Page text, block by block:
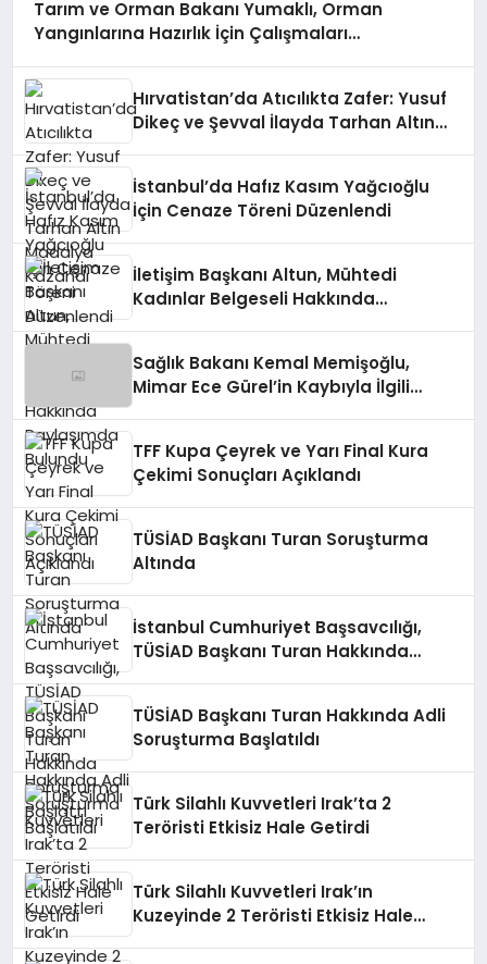
Tarım ve Orman Bakanı Yumaklı, Orman
Yangınlarına Hazırlık İçin Çalışmaları
Hırvatistan’da Atıcılıkta Zafer: Yusuf
Dikeç ve Şevval İlayda Tarhan Altın
İstanbul’da Hafız Kasım Yağcıoğlu
İçin Cenaze Töreni Düzenlendi
İletişim Başkanı Altun, Mühtedi
Kadınlar Belgeseli Hakkında
Sağlık Bakanı Kemal Memişoğlu,
Mimar Ece Gürel’in Kaybıyla İlgili
TFF Kupa Çeyrek ve Yarı Final Kura
Çekimi Sonuçları Açıklandı
TÜSİAD Başkanı Turan Soruşturma
Altında
İstanbul Cumhuriyet Başsavcılığı,
TÜSİAD Başkanı Turan Hakkında
TÜSİAD Başkanı Turan Hakkında Adli
Soruşturma Başlatıldı
Türk Silahlı Kuvvetleri Irak’ta 2
Teröristi Etkisiz Hale Getirdi
Türk Silahlı Kuvvetleri Irak’ın
Kuzeyinde 2 Teröristi Etkisiz Hale